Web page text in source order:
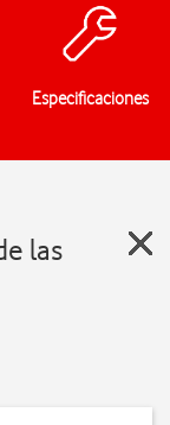
Especificaciones
las